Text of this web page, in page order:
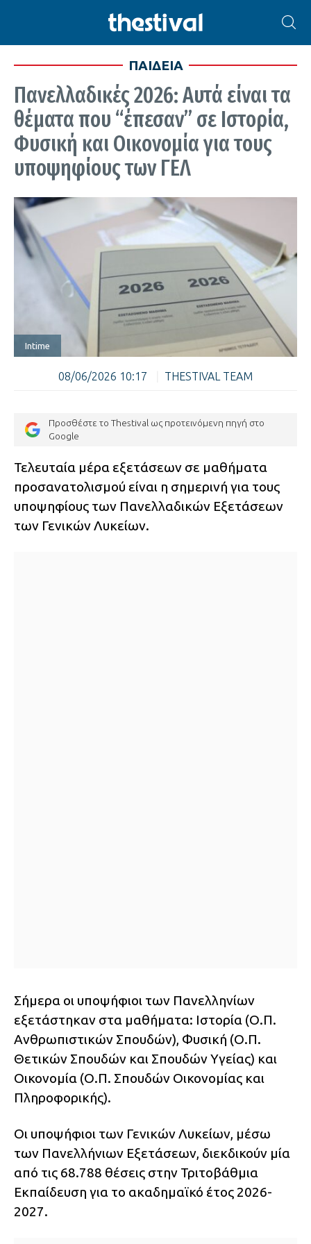
ΠΑΙΔΕΙΑ
Πανελλαδικές 2026: Αυτά είναι τα
θέματα που “έπεσαν” σε Ιστορία,
Φυσική και Οικονομία για τους
υποψηφίους των ΓΕΛ
Intime
08/06/2026 10:17 THESTIVAL TEAM
Προσθέστε το Thestival ως προτεινόμενη πηγή στο
Google
Τελευταία μέρα εξετάσεων σε μαθήματα
προσανατολισμού είναι η σημερινή για τους
υποψηφίους των Πανελλαδικών Εξετάσεων
των Γενικών Λυκείων.
Σήμερα οι υποψήφιοι των Πανελληνίων
εξετάστηκαν στα μαθήματα: Ιστορία (Ο.Π.
Ανθρωπιστικών Σπουδών), Φυσική (Ο.Π.
Θετικών Σπουδών και Σπουδών Υγείας) και
Οικονομία (Ο.Π. Σπουδών Οικονομίας και
Πληροφορικής).
Οι υποψήφιοι των Γενικών Λυκείων, μέσω
των Πανελλήνιων Εξετάσεων, διεκδικούν μία
από τις 68.788 θέσεις στην Τριτοβάθμια
Εκπαίδευση για το ακαδημαϊκό έτος 2026-
2027.